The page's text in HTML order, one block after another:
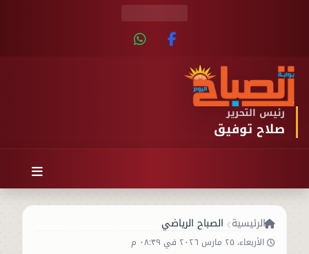
رئيس التحرير
صلاح توفيق
الرئيسية الصباح الرياضي
الأربعاء، ٢٥ مارس ٢٠٢٦ في ٠٨:٣٩ م